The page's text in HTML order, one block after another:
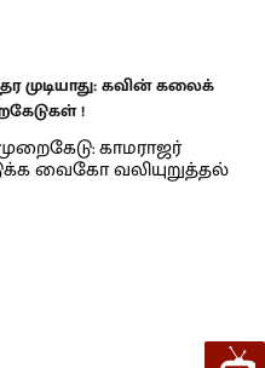
முடியாது: கவின் கலைக்
!